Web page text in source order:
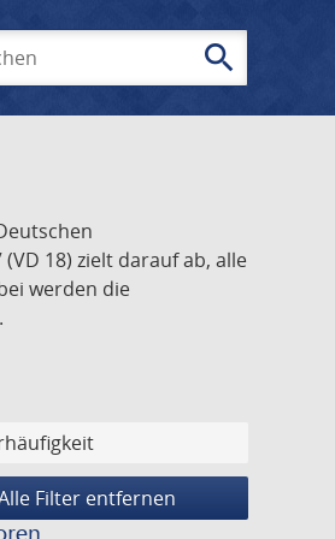
search
18) zielt darauf ab, alle
werden die
Filter entfernen